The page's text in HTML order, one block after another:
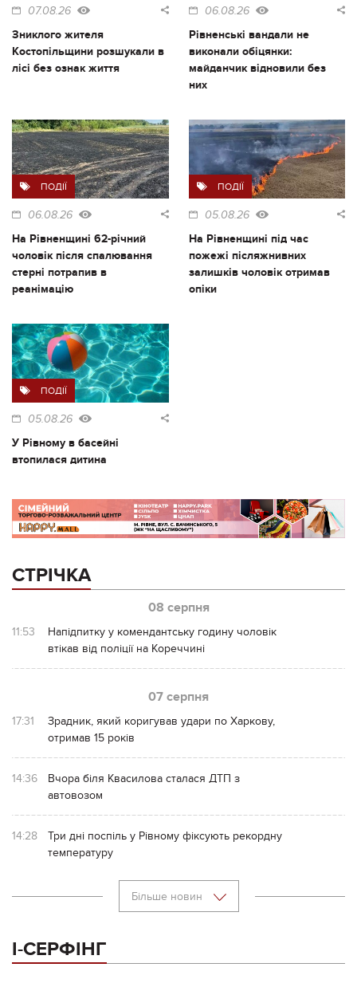
07.08.26
Зниклого жителя
Костопільщини розшукали в
лісі без ознак життя
06.08.26
Рівненські вандали не
виконали обіцянки:
майданчик відновили без
них
ПОДІЇ
06.08.26
На Рівненщині 62-річний
чоловік після спалювання
стерні потрапив в
реанімацію
ПОДІЇ
05.08.26
На Рівненщині під час
пожежі післяжнивних
залишків чоловік отримав
опіки
ПОДІЇ
05.08.26
У Рівному в басейні
втопилася дитина
СТРІЧКА
08 серпня
11:53
Напідпитку у комендантську годину чоловік
втікав від поліції на Кореччині
07 серпня
17:31
Зрадник, який коригував удари по Харкову,
отримав 15 років
14:36
Вчора біля Квасилова сталася ДТП з
автовозом
14:28
Три дні поспіль у Рівному фіксують рекордну
температуру
Більше новин
І-СЕРФІНГ